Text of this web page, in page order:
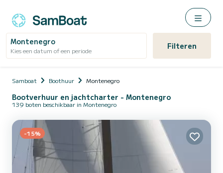
Montenegro
Kies een datum of een periode Filteren
Samboat Boothuur Montenegro
Bootverhuur en jachtcharter - Montenegro
139 boten beschikbaar in Montenegro
-15%